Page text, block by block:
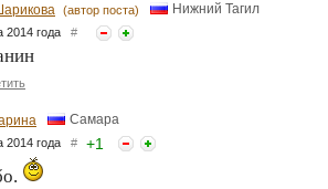
(автор поста) Нижний Тагил
2014 года #
Самара
2014 года # +1